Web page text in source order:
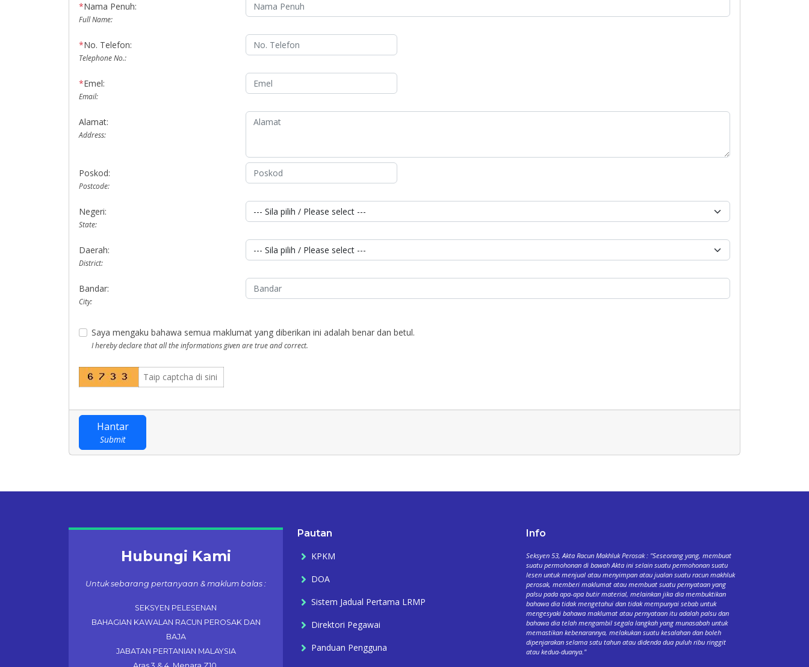
*Nama Penuh:
Full Name:
*No. Telefon:
Telephone No.:
*Emel:
Email:
Alamat:
Address:
Poskod:
Postcode:
Negeri:
State:
Daerah:
District:
Bandar:
City:
Saya mengaku bahawa semua maklumat yang diberikan ini adalah benar dan betul.
I hereby declare that all the informations given are true and correct.
Hantar
Submit
Hubungi Kami
Untuk sebarang pertanyaan & maklum balas :
SEKSYEN PELESENAN
BAHAGIAN KAWALAN RACUN PEROSAK DAN
BAJA
JABATAN PERTANIAN MALAYSIA
Pautan
KPKM
DOA
Sistem Jadual Pertama LRMP
Direktori Pegawai
Panduan Pengguna
Info
Seksyen 53, Akta Racun Makhluk Perosak : "Seseorang yang, membuat
suatu permohonan di bawah Akta ini selain suatu permohonan suatu
lesen untuk menjual atau menyimpan atau jualan suatu racun makhluk
perosak, memberi maklumat atau membuat suatu pernyataan yang
palsu pada apa-apa butir material, melainkan jika dia membuktikan
bahawa dia tidak mengetahui dan tidak mempunyai sebab untuk
mengesyaki bahawa maklumat atau pernyataan itu adalah palsu dan
bahawa dia telah mengambil segala langkah yang munasabah untuk
memastikan kebenarannya, melakukan suatu kesalahan dan boleh
dipenjarakan selama satu tahun atau didenda dua puluh ribu ringgit
atau kedua-duanya."